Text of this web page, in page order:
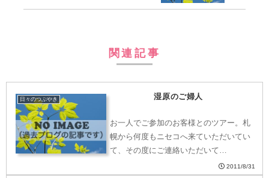
関連記事
日々のつぶやき 湿原のご婦人
お一人でご参加のお客様とのツアー。札
幌から何度もニセコへ来ていただいてい
て、その度にご連絡いただいて…
2011/8/31